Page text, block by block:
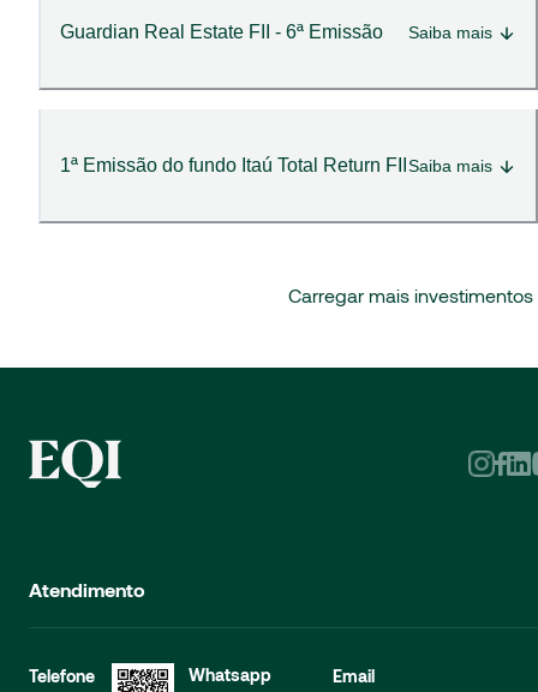
Guardian Real Estate FII - 6ª Emissão Saiba mais
1ª Emissão do fundo Itaú Total Return FII Saiba mais
Carregar mais investimentos
Atendimento
Telefone
Whatsapp
Email